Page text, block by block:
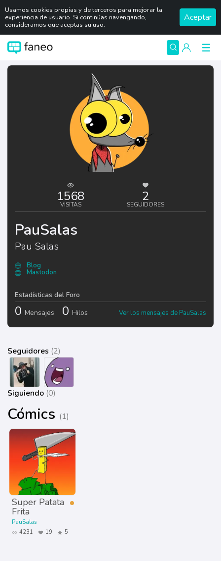
Usamos cookies propias y de terceros para mejorar la
experiencia de usuario. Si continúas navengando,
consideramos que aceptas su uso.
Aceptar
1568
VISITAS
2
SEGUIDORES
PauSalas
Pau Salas
Blog
Mastodon
Estadísticas del Foro
0 Mensajes 0 Hilos Ver los mensajes de PauSalas
Seguidores (2)
Siguiendo (0)
Cómics (1)
Super Patata
Frita
PauSalas
4231
19 5